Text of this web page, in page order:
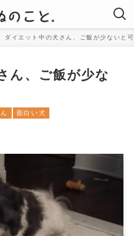
ダイエット中の犬さん、ご飯が少ないと
ん、ご飯が少な
面白い犬